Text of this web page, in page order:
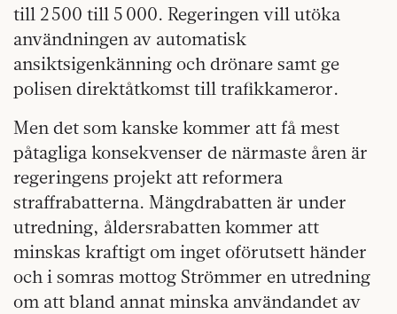
till 2 500 till 5 000. Regeringen vill utöka
användningen av automatisk
ansiktsigenkänning och drönare samt ge
polisen direktåtkomst till trafikkameror.
Men det som kanske kommer att få mest
påtagliga konsekvenser de närmaste åren är
regeringens projekt att reformera
straffrabatterna. Mängdrabatten är under
utredning, åldersrabatten kommer att
minskas kraftigt om inget oförutsett händer
och i somras mottog Strömmer en utredning
om att bland annat minska användandet av